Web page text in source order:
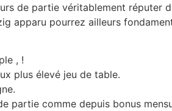
de partie véritablement réputer
apparu pourrez ailleurs
, !
plus élevé jeu de table.
partie comme depuis bonus